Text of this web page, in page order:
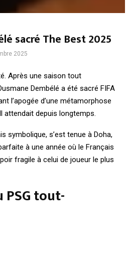
sacré The Best 2025
2025
Après une saison tout
Dembélé a été sacré FIFA
l’apogée d’une métamorphose
depuis longtemps.
symbolique, s’est tenue à Doha,
à une année où le Français
fragile à celui de joueur le plus
tout-